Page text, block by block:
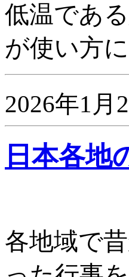
低温であ
が使い方
2026年1月
日本各地
各地域で